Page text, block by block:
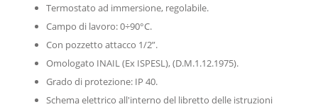
Termostato ad immersione, regolabile.
Campo di lavoro: 0÷90°C.
Con pozzetto attacco 1/2”.
Omologato INAIL (Ex ISPESL), (D.M.1.12.1975).
Grado di protezione: IP 40.
Schema elettrico all'interno del libretto delle istruzioni